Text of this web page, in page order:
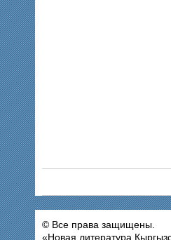
© Все права защищены.
«Новая литература